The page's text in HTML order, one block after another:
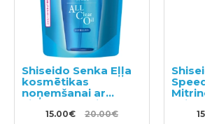
Shiseido Senka Eļļa
kosmētikas
noņemšanai ar
hialuronskābi
pildviela 180ml
15.00€ 20.00€